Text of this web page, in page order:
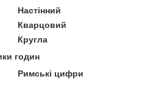
Настінний
Кварцовий
Кругла
годин
Римські цифри